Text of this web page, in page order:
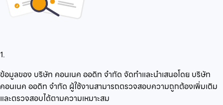
1.
ข้อมูลของ บริษัท คอนเนค ออดิท จำกัด จัดทำและนำเสนอโดย บริษัท
คอนเนค ออดิท จำกัด ผู้ใช้งานสามารถตรวจสอบความถูกต้องเพิ่มเติม
และตรวจสอบได้ตามความเหมาะสม